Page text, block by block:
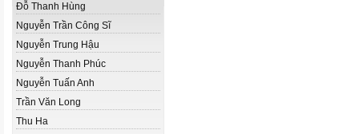
Đỗ Thanh Hùng
Nguyễn Trần Công Sĩ
Nguyễn Trung Hậu
Nguyễn Thanh Phúc
Nguyễn Tuấn Anh
Trần Văn Long
Thu Ha